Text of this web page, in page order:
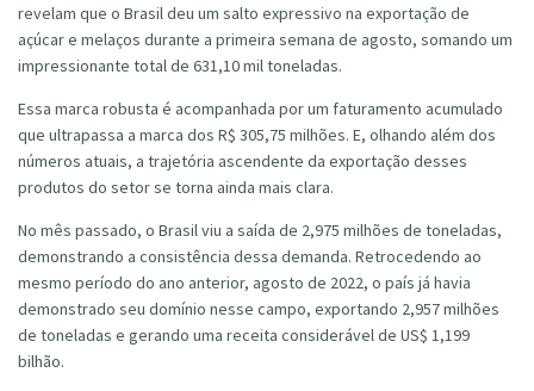
revelam que o Brasil deu um salto expressivo na exportação de
açúcar e melaços durante a primeira semana de agosto, somando um
impressionante total de 631,10 mil toneladas.
Essa marca robusta é acompanhada por um faturamento acumulado
que ultrapassa a marca dos R$ 305,75 milhões. E, olhando além dos
números atuais, a trajetória ascendente da exportação desses
produtos do setor se torna ainda mais clara.
No mês passado, o Brasil viu a saída de 2,975 milhões de toneladas,
demonstrando a consistência dessa demanda. Retrocedendo ao
mesmo período do ano anterior, agosto de 2022, o país já havia
demonstrado seu domínio nesse campo, exportando 2,957 milhões
de toneladas e gerando uma receita considerável de US$ 1,199
bilhão.